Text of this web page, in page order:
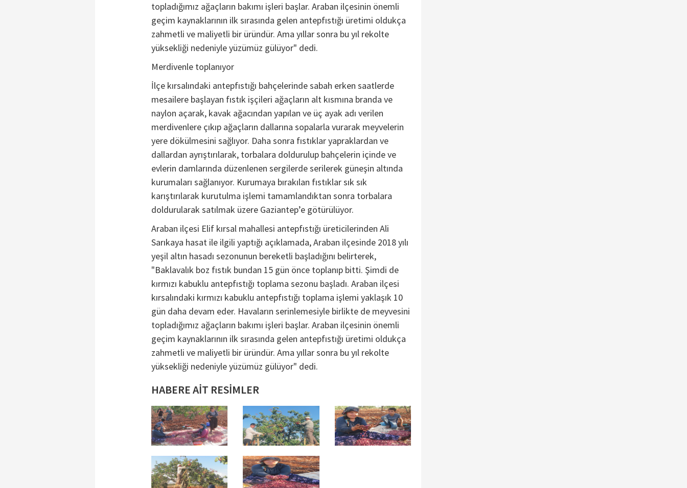
topladığımız ağaçların bakımı işleri başlar. Araban ilçesinin önemli
geçim kaynaklarının ilk sırasında gelen antepfıstığı üretimi oldukça
zahmetli ve maliyetli bir üründür. Ama yıllar sonra bu yıl rekolte
yüksekliği nedeniyle yüzümüz gülüyor" dedi.
Merdivenle toplanıyor
İlçe kırsalındaki antepfıstığı bahçelerinde sabah erken saatlerde
mesailere başlayan fıstık işçileri ağaçların alt kısmına branda ve
naylon açarak, kavak ağacından yapılan ve üç ayak adı verilen
merdivenlere çıkıp ağaçların dallarına sopalarla vurarak meyvelerin
yere dökülmesini sağlıyor. Daha sonra fıstıklar yapraklardan ve
dallardan ayrıştırılarak, torbalara doldurulup bahçelerin içinde ve
evlerin damlarında düzenlenen sergilerde serilerek güneşin altında
kurumaları sağlanıyor. Kurumaya bırakılan fıstıklar sık sık
karıştırılarak kurutulma işlemi tamamlandıktan sonra torbalara
doldurularak satılmak üzere Gaziantep’e götürülüyor.
Araban ilçesi Elif kırsal mahallesi antepfıstığı üreticilerinden Ali
Sarıkaya hasat ile ilgili yaptığı açıklamada, Araban ilçesinde 2018 yılı
yeşil altın hasadı sezonunun bereketli başladığını belirterek,
"Baklavalık boz fıstık bundan 15 gün önce toplanıp bitti. Şimdi de
kırmızı kabuklu antepfıstığı toplama sezonu başladı. Araban ilçesi
kırsalındaki kırmızı kabuklu antepfıstığı toplama işlemi yaklaşık 10
gün daha devam eder. Havaların serinlemesiyle birlikte de meyvesini
topladığımız ağaçların bakımı işleri başlar. Araban ilçesinin önemli
geçim kaynaklarının ilk sırasında gelen antepfıstığı üretimi oldukça
zahmetli ve maliyetli bir üründür. Ama yıllar sonra bu yıl rekolte
yüksekliği nedeniyle yüzümüz gülüyor" dedi.
HABERE AİT RESİMLER